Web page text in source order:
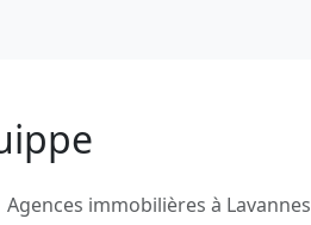
Agences immobilières à Lavannes